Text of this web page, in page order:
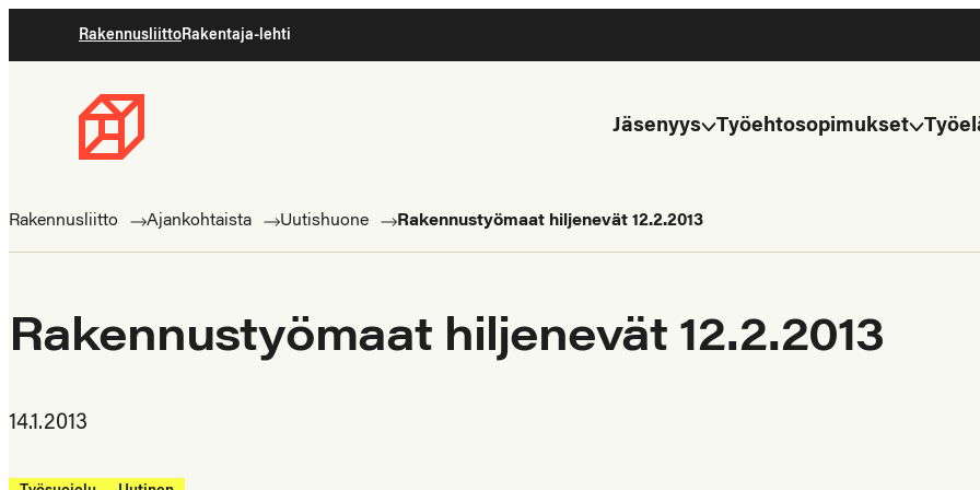
suoraan
RakennusliittoRakentaja-lehti
Rakennusliitto
ammattilaisten
Jäsenyys Työehtosopimukset
Rakennusliitto Ajankohtaista Uutishuone Rakennustyömaat hiljenevät 12.2.2013
Rakennustyömaat hiljenevät 12.2.2013
14.1.2013